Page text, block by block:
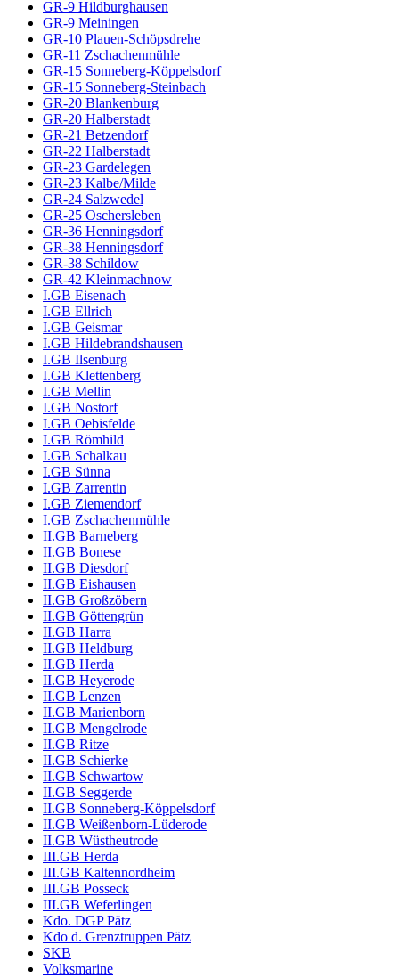
GR-9 Hildburghausen
GR-9 Meiningen
GR-10 Plauen-Schöpsdrehe
GR-11 Zschachenmühle
GR-15 Sonneberg-Köppelsdorf
GR-15 Sonneberg-Steinbach
GR-20 Blankenburg
GR-20 Halberstadt
GR-21 Betzendorf
GR-22 Halberstadt
GR-23 Gardelegen
GR-23 Kalbe/Milde
GR-24 Salzwedel
GR-25 Oschersleben
GR-36 Henningsdorf
GR-38 Henningsdorf
GR-38 Schildow
GR-42 Kleinmachnow
I.GB Eisenach
I.GB Ellrich
I.GB Geismar
I.GB Hildebrandshausen
I.GB Ilsenburg
I.GB Klettenberg
I.GB Mellin
I.GB Nostorf
I.GB Oebisfelde
I.GB Römhild
I.GB Schalkau
I.GB Sünna
I.GB Zarrentin
I.GB Ziemendorf
I.GB Zschachenmühle
II.GB Barneberg
II.GB Bonese
II.GB Diesdorf
II.GB Eishausen
II.GB Großzöbern
II.GB Göttengrün
II.GB Harra
II.GB Heldburg
II.GB Herda
II.GB Heyerode
II.GB Lenzen
II.GB Marienborn
II.GB Mengelrode
II.GB Ritze
II.GB Schierke
II.GB Schwartow
II.GB Seggerde
II.GB Sonneberg-Köppelsdorf
II.GB Weißenborn-Lüderode
II.GB Wüstheutrode
III.GB Herda
III.GB Kaltennordheim
III.GB Posseck
III.GB Weferlingen
Kdo. DGP Pätz
Kdo d. Grenztruppen Pätz
SKB
Volksmarine